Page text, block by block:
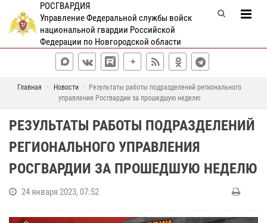
РОСГВАРДИЯ
Управление Федеральной службы войск
национальной гвардии Российской
Федерации по Новгородской области
Главная Новости
Результаты работы подразделений регионального
управления Росгвардии за прошедшую неделю
РЕЗУЛЬТАТЫ РАБОТЫ ПОДРАЗДЕЛЕНИЙ
РЕГИОНАЛЬНОГО УПРАВЛЕНИЯ
РОСГВАРДИИ ЗА ПРОШЕДШУЮ НЕДЕЛЮ
24 января 2023, 07:52